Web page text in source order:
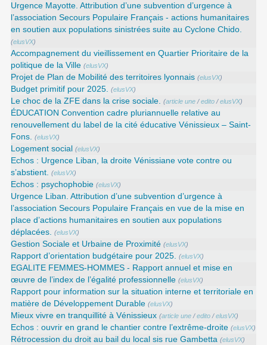
Urgence Mayotte. Attribution d’une subvention d’urgence à
l’association Secours Populaire Français - actions humanitaires
en soutien aux populations sinistrées suite au Cyclone Chido.
(elusVX)
Accompagnement du vieillissement en Quartier Prioritaire de la
politique de la Ville (elusVX)
Projet de Plan de Mobilité des territoires lyonnais (elusVX)
Budget primitif pour 2025. (elusVX)
Le choc de la ZFE dans la crise sociale. (article une /edito /elusVX)
ÉDUCATION Convention cadre pluriannuelle relative au
renouvellement du label de la cité éducative Vénissieux – Saint-
Fons. (elusVX)
Logement social (elusVX)
Echos : Urgence Liban, la droite Vénissiane vote contre ou
s’abstient. (elusVX)
Echos : psychophobie (elusVX)
Urgence Liban. Attribution d’une subvention d’urgence à
l’association Secours Populaire Français en vue de la mise en
place d’actions humanitaires en soutien aux populations
déplacées. (elusVX)
Gestion Sociale et Urbaine de Proximité (elusVX)
Rapport d’orientation budgétaire pour 2025. (elusVX)
EGALITE FEMMES-HOMMES - Rapport annuel et mise en
œuvre de l’index de l’égalité professionnelle (elusVX)
Rapport pour information sur la situation interne et territoriale en
matière de Développement Durable (elusVX)
Mieux vivre en tranquillité à Vénissieux (article une /edito /elusVX)
Echos : ouvrir en grand le chantier contre l’extrême-droite (elusVX)
Rétrocession du droit au bail du local sis rue Gambetta (elusVX)